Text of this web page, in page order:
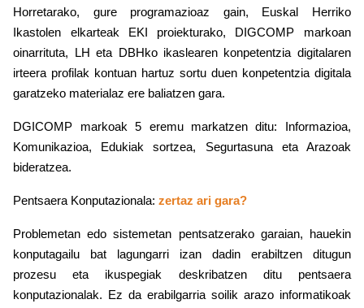
Horretarako, gure programazioaz gain, Euskal Herriko
Ikastolen elkarteak EKI proiekturako, DIGCOMP markoan
oinarrituta, LH eta DBHko ikaslearen konpetentzia digitalaren
irteera profilak kontuan hartuz sortu duen konpetentzia digitala
garatzeko materialaz ere baliatzen gara.
DGICOMP markoak 5 eremu markatzen ditu: Informazioa,
Komunikazioa, Edukiak sortzea, Segurtasuna eta Arazoak
bideratzea.
Pentsaera Konputazionala:zertaz ari gara?
Problemetan edo sistemetan pentsatzerako garaian, hauekin
konputagailu bat lagungarri izan dadin erabiltzen ditugun
prozesu eta ikuspegiak deskribatzen ditu pentsaera
konputazionalak. Ez da erabilgarria soilik arazo informatikoak